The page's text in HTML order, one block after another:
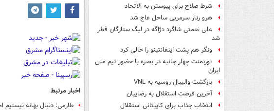
شرط صلاح برای پیوستن به الاتحاد
هرو رنار سرمربی ساحل عاج شد
علی نعمتی شاگرد دژاگه در لیگ ستارگان قطر
شد
ونگر هم پشت اینفانتینو را خالی کرد
تورنمنت چهار جانبه در بصره با حضور تیم ملی
ایران
بازگشت والیبال روسیه به VNL
آخرین فرصت استقلال به رضاییان
انتخاب جذاب برای کاپیتانی استقلال
اخبار مرتبط
طارمی: دنبال بهانه